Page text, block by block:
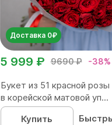
Доставка 0₽
9690 ₽ -38%
5 999 ₽
Букет из 51 красной розы
в корейской матовой уп...
Купить